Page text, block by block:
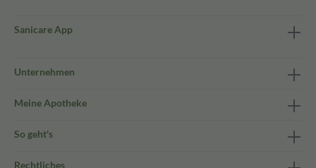
Sanicare App
Unternehmen
Meine Apotheke
So geht's
Rechtliches